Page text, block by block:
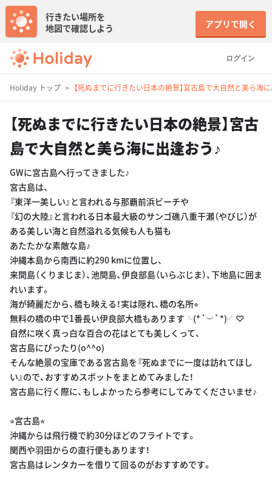
ログイン
行きたい場所を
地図で確認しよう
アプリで開く
Holiday トップ 【死ぬまでに行きたい日本の絶景】宮古島で大自然と美ら海
【死ぬまでに行きたい日本の絶景】宮古
島で大自然と美ら海に出逢おう♪
GWに宮古島へ行ってきました♪
宮古島は、
『東洋一美しい』と言われる与那覇前浜ビーチや
『幻の大陸』と言われる日本最大級のサンゴ礁八重干瀬（やびじ）が
ある美しい海と自然溢れる気候も人も猫も
あたたかな素敵な島♪
沖縄本島から南西に約290 kmに位置し、
来間島（くりまじま）、池間島、伊良部島（いらぶじま）、下地島に囲ま
れいます。
海が綺麗だから、橋も映える！実は隠れ、橋の名所⭐︎
無料の橋の中で1番長い伊良部大橋もあります╰(*´︶`*)╯♡
自然に咲く真っ白な百合の花はとても美しくって、
宮古島にぴったり(o^^o)
そんな絶景の宝庫である宮古島を『死ぬまでに一度は訪れてほし
い』ので、おすすめスポットをまとめてみました！
宮古島に行く際に、もしよかったら参考にしてみてくださいませ♪
⭐︎宮古島⭐︎
沖縄からは飛行機で約30分ほどのフライトです。
関西や羽田からの直行便もあります！
宮古島はレンタカーを借りて回るのがおすすめです。